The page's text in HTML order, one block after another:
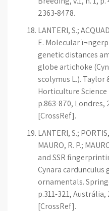
2363-8478.
LANTERI, S.;
E. Molecular
genetic distances
globe artichoke
scolymus L.). Taylor
Horticulture
p.863-870, Londres,
[CrossRef].
LANTERI, S.;
MAURO, R. P.;
and SSR
Cynara cardunculus
ornamentals.
p.311-321, Austrália,
[CrossRef].